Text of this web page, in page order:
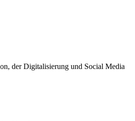
der Digitalisierung und Social Media